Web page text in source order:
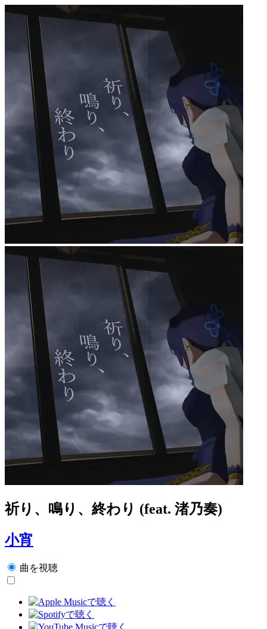
祈り、鳴り、終わり (feat. 渚乃奏)
小宵
曲を視聴